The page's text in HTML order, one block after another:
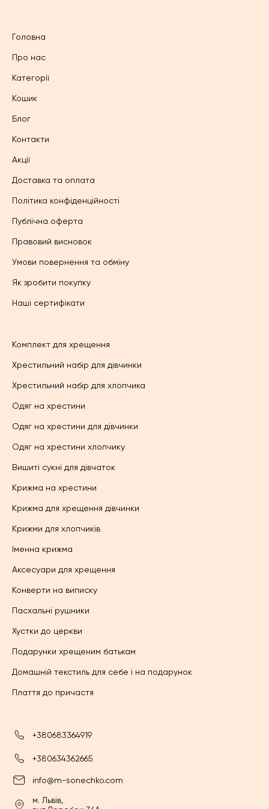
Головна
Про нас
Категорії
Кошик
Блог
Контакти
Акції
Доставка та оплата
Політика конфіденційності
Публічна оферта
Правовий висновок
Умови повернення та обміну
Як зробити покупку
Наші сертифікати
Комплект для хрещення
Хрестильний набір для дівчинки
Хрестильний набір для хлопчика
Одяг на хрестини
Одяг на хрестини для дівчинки
Одяг на хрестини хлопчику
Вишиті сукні для дівчаток
Крижма на хрестини
Крижма для хрещення дівчинки
Крижми для хлопчиків
Іменна крижма
Аксесуари для хрещення
Конверти на виписку
Пасхальні рушники
Хустки до церкви
Подарунки хрещеним батькам
Домашній текстиль для себе і на подарунок
Плаття до причастя
+380683364919
+380634362665
info@m-sonechko.com
м. Львів,